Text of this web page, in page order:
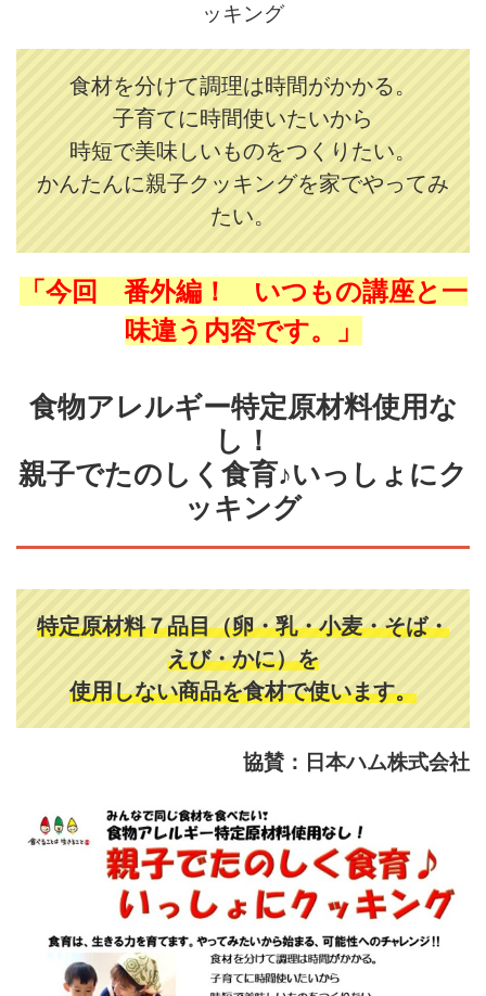
ッキング
食材を分けて調理は時間がかかる。
子育てに時間使いたいから
時短で美味しいものをつくりたい。
かんたんに親子クッキングを家でやってみ
たい。
「今回 番外編！ いつもの講座と一
味違う内容です。」
食物アレルギー特定原材料使用な
し！
親子でたのしく食育♪いっしょにク
ッキング
特定原材料７品目（卵・乳・小麦・そば・
えび・かに）を
使用しない商品を食材で使います。
協賛：日本ハム株式会社